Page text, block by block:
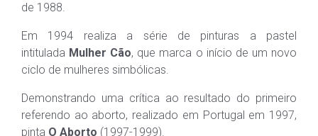
de 1988.
Em 1994 realiza a série de pinturas a pastel
intitulada Mulher Cão, que marca o início de um novo
ciclo de mulheres simbólicas.
Demonstrando uma crítica ao resultado do primeiro
referendo ao aborto, realizado em Portugal em 1997,
pinta O Aborto (1997-1999).